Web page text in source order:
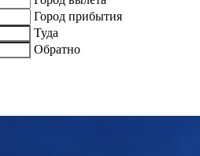
Город прибытия
Туда
Обратно